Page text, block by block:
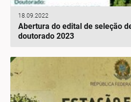
18.09.2022
Abertura do edital de seleção
doutorado 2023